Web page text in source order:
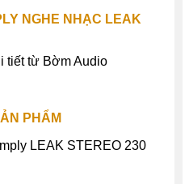
NGHE NHẠC LEAK
tiết từ Bờm Audio
PHẨM
LEAK STEREO 230